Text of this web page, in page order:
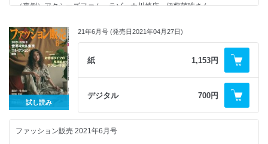
・人材マネジメントの処方箋
・美容トレンド最前線！
・労務管理を知ろう
・その接客あるある解決します！
・FASHION EYE
・今月の魅せ方・売り方
・ワンスアラウンドのエリアマネージャー塾
・店長意識改革メソッド
・may_ugramのインスタ講座
（事例）アクシーズファム ラゾーナ川崎店 伊藤萌唯さん
●毎月の店舗づくりが一目で分かる2021年下半期26週 MDカレンダー
●新店・新SCダイジェスト
●数字から売場を考えてみよう第1回
●集中連載Vol.8「美術館」でセンスを磨く
●短期連載 販売員がEC担当に最適な理由
●次代を担う国産ブランド
試し読み
21年6月号 (発売日2021年04月27日)
紙 1,153円
デジタル 700円
ファッション販売 2021年6月号